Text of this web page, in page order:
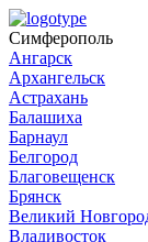
Симферополь
Ангарск
Архангельск
Астрахань
Балашиха
Барнаул
Белгород
Благовещенск
Брянск
Великий
Владивосток